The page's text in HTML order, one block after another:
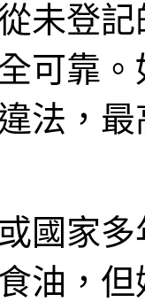
未登
可靠
法，
國家
油，